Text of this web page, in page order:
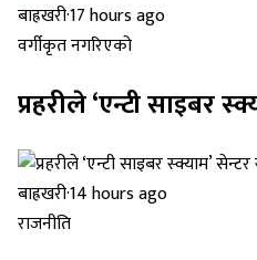
बाह्रखरी·17 hours ago
वर्गीकृत नगरिएको
प्रहरीले ‘एन्टी साइबर
बाह्रखरी·14 hours ago
राजनीति